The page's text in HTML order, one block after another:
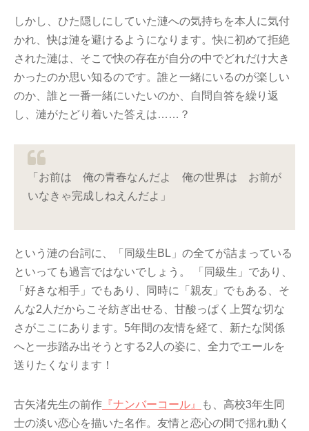
しかし、ひた隠しにしていた漣への気持ちを本人に気付
かれ、快は漣を避けるようになります。快に初めて拒絶
された漣は、そこで快の存在が自分の中でどれだけ大き
かったのか思い知るのです。誰と一緒にいるのが楽しい
のか、誰と一番一緒にいたいのか、自問自答を繰り返
し、漣がたどり着いた答えは……？
「お前は 俺の青春なんだよ 俺の世界は お前が
いなきゃ完成しねえんだよ」
という漣の台詞に、「同級生BL」の全てが詰まっている
といっても過言ではないでしょう。 「同級生」であり、
「好きな相手」でもあり、同時に「親友」でもある、そ
んな2人だからこそ紡ぎ出せる、甘酸っぱく上質な切な
さがここにあります。5年間の友情を経て、新たな関係
へと一歩踏み出そうとする2人の姿に、全力でエールを
送りたくなります！
古矢渚先生の前作 『ナンバーコール』
も、高校3年生同
士の淡い恋心を描いた名作。友情と恋心の間で揺れ動く